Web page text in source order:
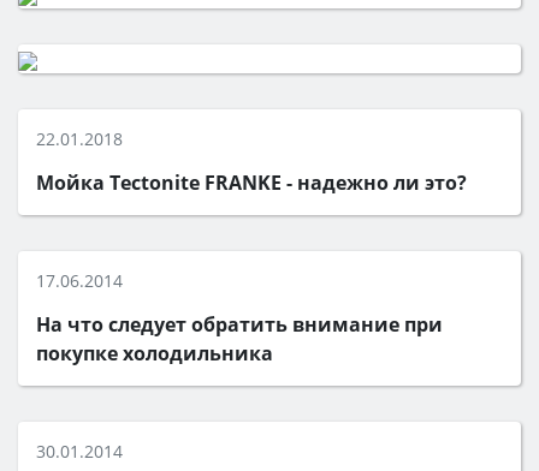
22.01.2018
Мойка Tectonite FRANKE - надежно ли это?
17.06.2014
На что следует обратить внимание при
покупке холодильника
30.01.2014